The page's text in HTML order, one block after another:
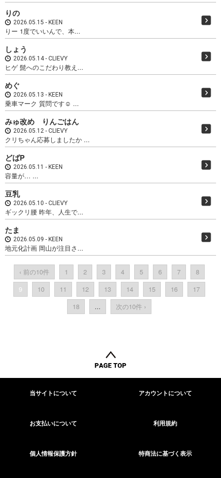
りの
2026.05.15 KEEN
りー 1度でいいんで、本...
しょう
2026.05.14 CLIEVY
ヒゲ 髭へのこだわり教え...
めぐ
2026.05.13 KEEN
乗車マーク 質問です☺ ...
みゅ改め りんごはん
2026.05.12 CLIEVY
クリちゃん応募しましたか ...
どばP
2026.05.11 KEEN
容量が… ...
豆乳
2026.05.10 CLIEVY
ギックリ腰 昨年、人生で...
たま
2026.05.09 KEEN
地元化計画 岡山が注目さ...
‹ 前の10件 1 2 3 4 5 6 7
8
9
10 11 12 13 14 15 16
17
18
... 次の10件 ›
当サイトについて アカウントについて
お支払いについて 利用規約
個人情報保護方針 特商法に基づく表示